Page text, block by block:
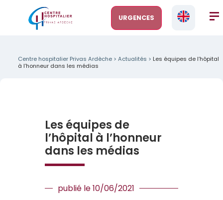
URGENCES
Centre hospitalier Privas Ardèche> Actualités > Les équipes de l’hôpital
à l’honneur dans les médias
Les équipes de
l’hôpital à l’honneur
dans les médias
publié le 10/06/2021